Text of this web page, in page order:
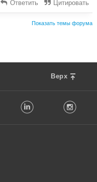
Ответить Цитировать
Показать темы форума
Верх
LinkedIn